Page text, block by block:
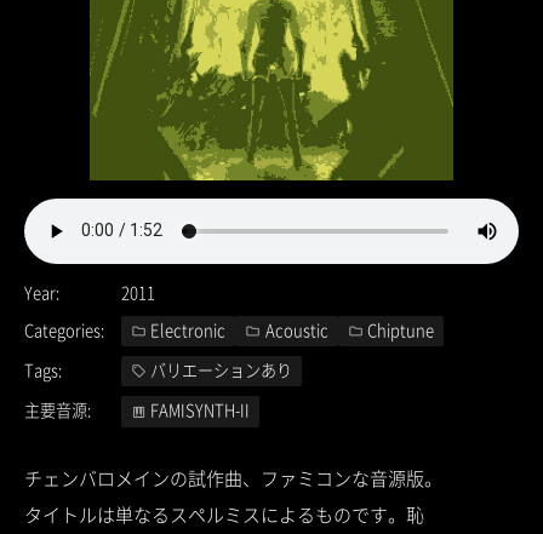
Year
2011
Categories
Electronic Acoustic
Chiptune
Tags
バリエーションあり
主要音源
FAMISYNTH-II
チェンバロメインの試作曲、ファミコンな音源版。
タイトルは単なるスペルミスによるものです。恥